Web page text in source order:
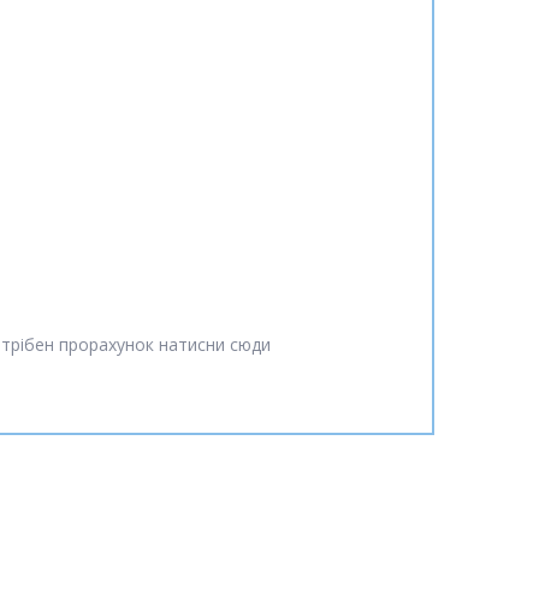
прорахунок натисни сюди